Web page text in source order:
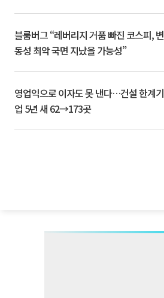
블룸버그 “레버리지 거품 빠진 코스피, 변
동성 최악 국면 지났을 가능성”
영업익으로 이자도 못 낸다…건설 한계기
업 5년 새 62→173곳